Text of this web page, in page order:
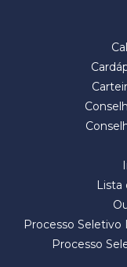
Lista
Processo
Processo